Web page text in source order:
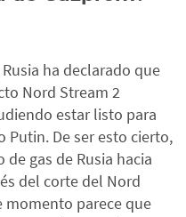
ha declarado que
Nord Stream 2
estar listo para
Putin. De ser esto cierto,
gas de Rusia hacia
del corte del Nord
momento parece que